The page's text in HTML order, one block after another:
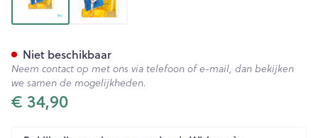
€ 34,90
Niet beschikbaar
Neem contact op met ons via telefoon of e-mail, dan bekijken
we samen de mogelijkheden.